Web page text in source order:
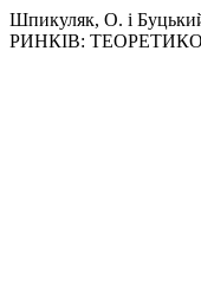
Шпикуляк, О. і
РИНКІВ: